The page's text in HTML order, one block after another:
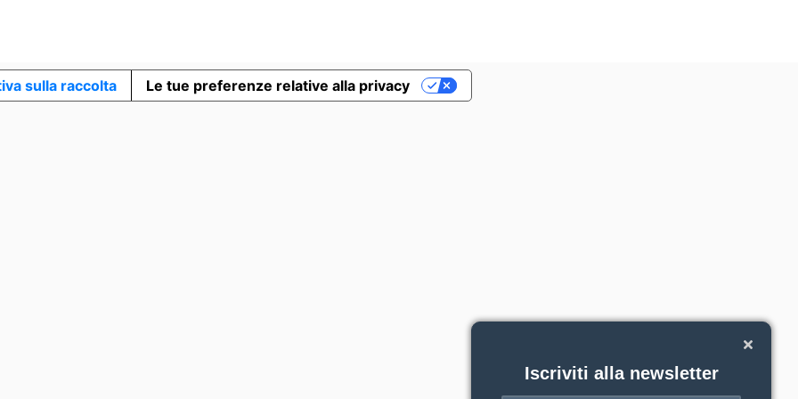
Iscriviti alla newsletter
sulla raccolta Le tue preferenze relative alla privacy